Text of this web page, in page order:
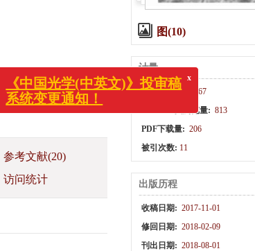
参考文献(20)
访问统计
图(10)
计量
文章访问数:
2867
HTML全文浏览量: 813
PDF下载量: 206
被引次数: 11
出版历程
收稿日期: 2017-11-01
修回日期: 2018-02-09
刊出日期: 2018-08-01
x
光学(中英文)》投审稿